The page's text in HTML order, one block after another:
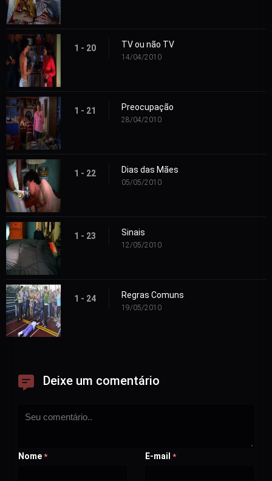
1 - 20 TV ou não TV
14/04/2010
1 - 21 Preocupação
28/04/2010
1 - 22 Dias das Mães
05/05/2010
1 - 23 Sinais
12/05/2010
1 - 24 Regras Comuns
19/05/2010
Deixe um comentário
Nome * E-mail *